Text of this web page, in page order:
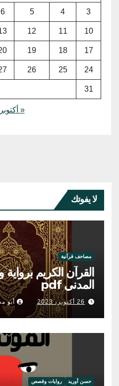
3
4
5
6
10
11
12
17
18
19
24
25
26
31
« أكتوبر
لا يفوتك
مصاحف قرآنية
القرآن الكريم
المدني pdf
26 أكتوبر، 2023 أبو
حسن أوريد روايات وقصص